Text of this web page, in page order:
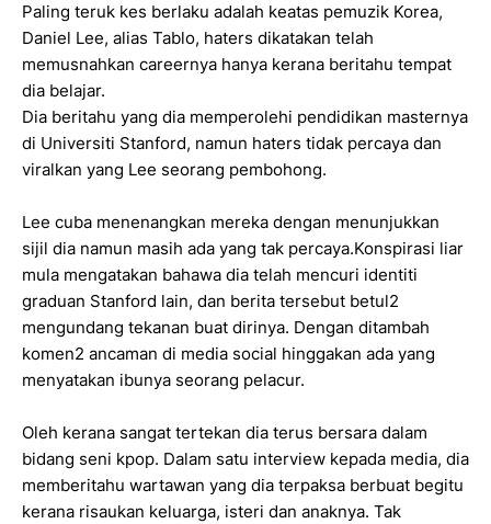
Paling teruk kes berlaku adalah keatas pemuzik Korea,
Daniel Lee, alias Tablo, haters dikatakan telah
memusnahkan careernya hanya kerana beritahu tempat
dia belajar.
Dia beritahu yang dia memperolehi pendidikan masternya
di Universiti Stanford, namun haters tidak percaya dan
viralkan yang Lee seorang pembohong.
Lee cuba menenangkan mereka dengan menunjukkan
sijil dia namun masih ada yang tak percaya.Konspirasi liar
mula mengatakan bahawa dia telah mencuri identiti
graduan Stanford lain, dan berita tersebut betul2
mengundang tekanan buat dirinya. Dengan ditambah
komen2 ancaman di media social hinggakan ada yang
menyatakan ibunya seorang pelacur.
Oleh kerana sangat tertekan dia terus bersara dalam
bidang seni kpop. Dalam satu interview kepada media, dia
memberitahu wartawan yang dia terpaksa berbuat begitu
kerana risaukan keluarga, isteri dan anaknya. Tak